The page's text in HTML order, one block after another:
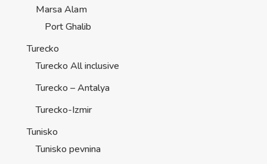
Marsa Alam
Port Ghalib
Turecko
Turecko All inclusive
Turecko – Antalya
Turecko-Izmir
Tunisko
Tunisko pevnina